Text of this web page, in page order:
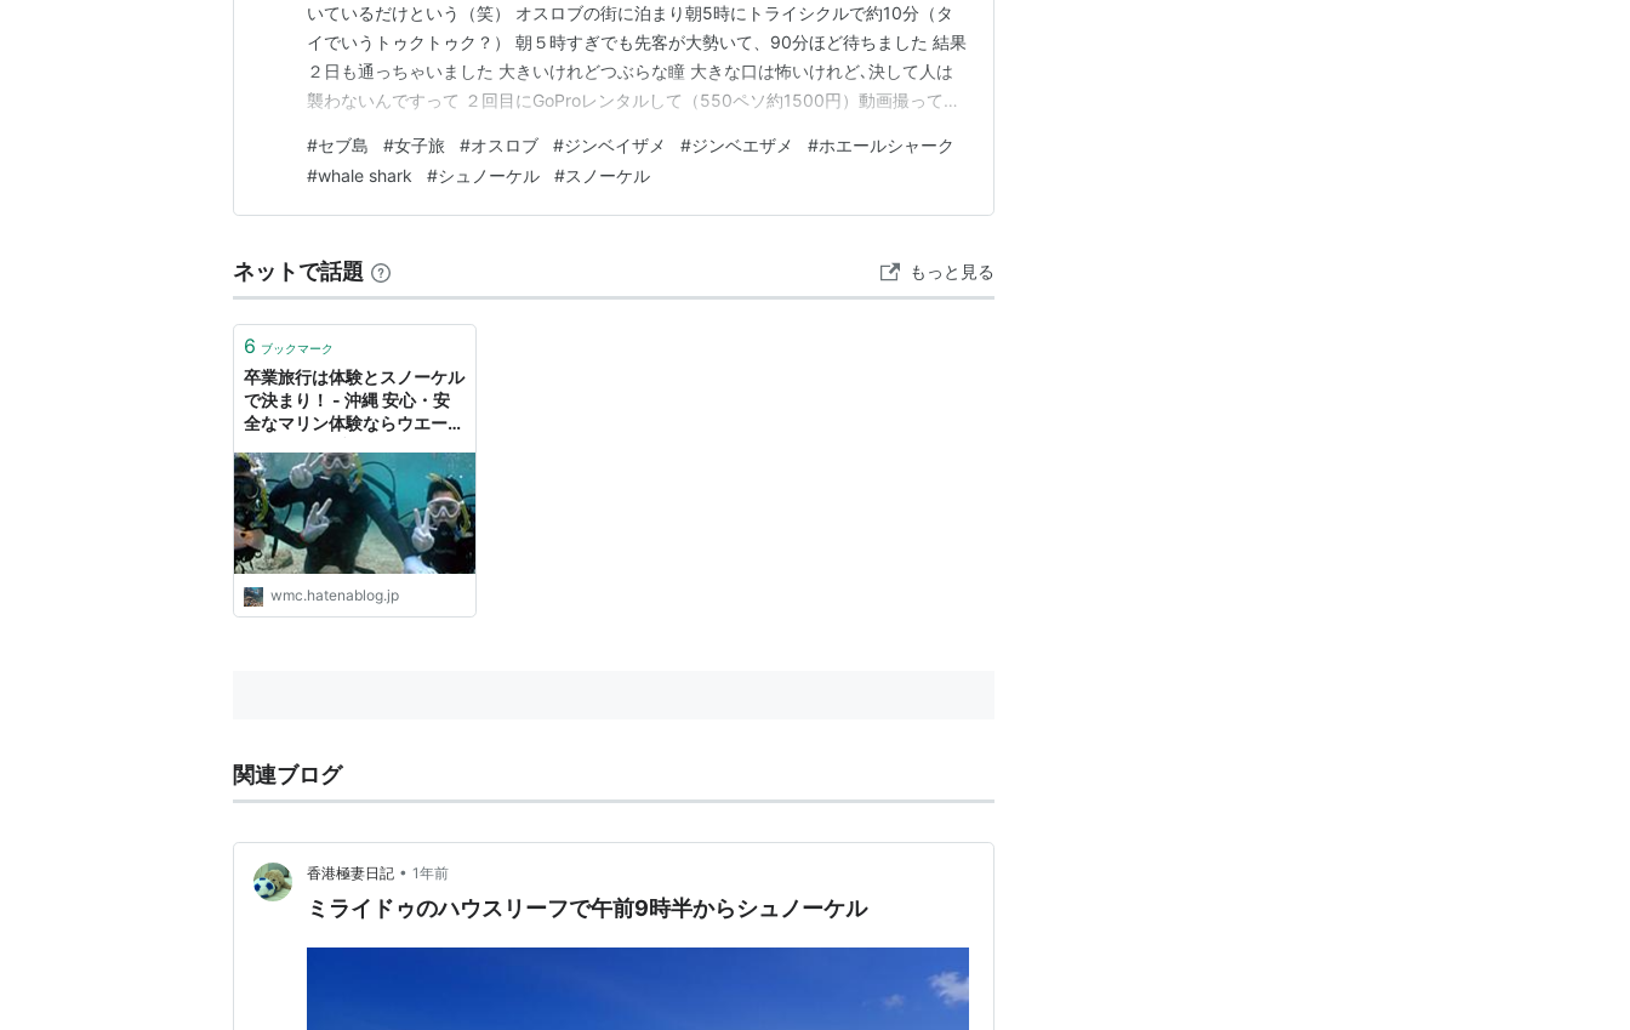
いているだけという（笑） オスロブの街に泊まり朝5時にトライシクルで約10分（タ
イでいうトゥクトゥク？） 朝５時すぎでも先客が大勢いて、90分ほど待ちました 結果
２日も通っちゃいました 大きいけれどつぶらな瞳 大きな口は怖いけれど､決して人は
襲わないんですって ２回目にGoProレンタルして（550ペソ約1500円）動画撮っても
っている人もいました ジンベエザメシュノーケルは１回30分 1000ペソ 約2700円です
現地で申し込むとと…
#セブ島 #女子旅 #オスロブ #ジンベイザメ #ジンベエザメ #ホエールシャーク
#whale shark #シュノーケル #スノーケル
ネットで話題 もっと見る
6 ブックマーク
卒業旅行は体験とスノーケル
で決まり！ - 沖縄 安心・安
全なマリン体験ならウエーブ
wmc.hatenablog.jp
関連ブログ
香港極妻日記 • 1年前
ミライドゥのハウスリーフで午前9時半からシュノーケル